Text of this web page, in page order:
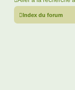
Index du forum